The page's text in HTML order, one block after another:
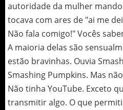
autoridade da mulher
tocava com ares de "ai me
Não fala comigo!" Vocês
A maioria delas são
estão bravinhas. Ouvia
Smashing Pumpkins. Mas
Não tinha YouTube. Exceto
transmitir algo. O que